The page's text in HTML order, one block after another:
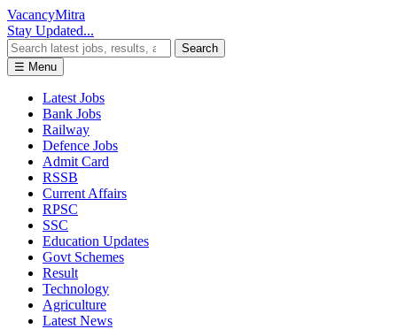
VacancyMitra
Stay Updated...
Search
☰ Menu
Latest Jobs
Bank Jobs
Railway
Defence Jobs
Admit Card
RSSB
Current Affairs
RPSC
SSC
Education Updates
Govt Schemes
Result
Technology
Agriculture
Latest News